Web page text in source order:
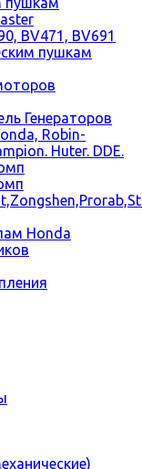
BV471, BV691
пушкам
Генераторов
Robin-
Huter. DDE.
Honda